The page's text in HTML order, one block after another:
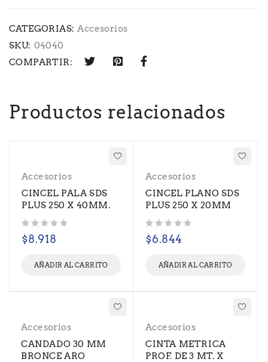
CATEGORIAS: Accesorios
SKU: 04040
COMPARTIR:
Productos relacionados
Accesorios
CINCEL PALA SDS
PLUS 250 X 40MM.
$8.918
AÑADIR AL CARRITO
Accesorios
CINCEL PLANO SDS
PLUS 250 X 20MM
$6.844
AÑADIR AL CARRITO
Accesorios
CANDADO 30 MM
BRONCE ARO
Accesorios
CINTA METRICA
PROF. DE 3 MT. X